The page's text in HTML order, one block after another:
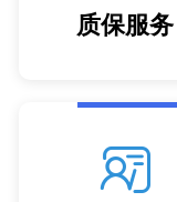
质保服务